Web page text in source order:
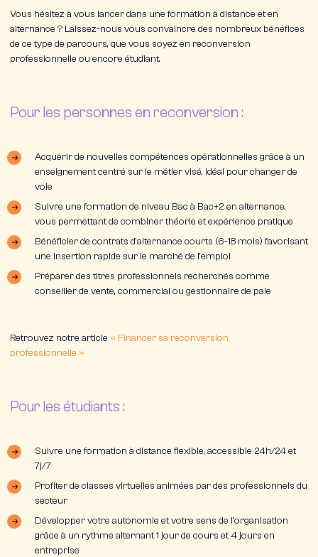
Vous hésitez à vous lancer dans une formation à distance et en
alternance ? Laissez-nous vous convaincre des nombreux bénéfices
de ce type de parcours, que vous soyez en reconversion
professionnelle ou encore étudiant.
Pour les personnes en reconversion :
Acquérir de nouvelles compétences opérationnelles grâce à un
enseignement centré sur le métier visé, idéal pour changer de
voie
Suivre une formation de niveau Bac à Bac+2 en alternance,
vous permettant de combiner théorie et expérience pratique
Bénéficier de contrats d’alternance courts (6-18 mois) favorisant
une insertion rapide sur le marché de l’emploi
Préparer des titres professionnels recherchés comme
conseiller de vente, commercial ou gestionnaire de paie
Retrouvez notre article « Financer sa reconversion
professionnelle »
Pour les étudiants :
Suivre une formation à distance flexible, accessible 24h/24 et
7j/7
Profiter de classes virtuelles animées par des professionnels du
secteur
Développer votre autonomie et votre sens de l’organisation
grâce à un rythme alternant 1 jour de cours et 4 jours en
entreprise